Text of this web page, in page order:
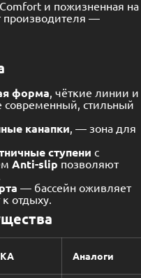
и пожизненная на
производителя —
форма , чёткие линии и
стильный
канапки , — зона для
ступени с
Anti-slipпозволяют
— бассейн оживляет
отдыху.
Аналоги